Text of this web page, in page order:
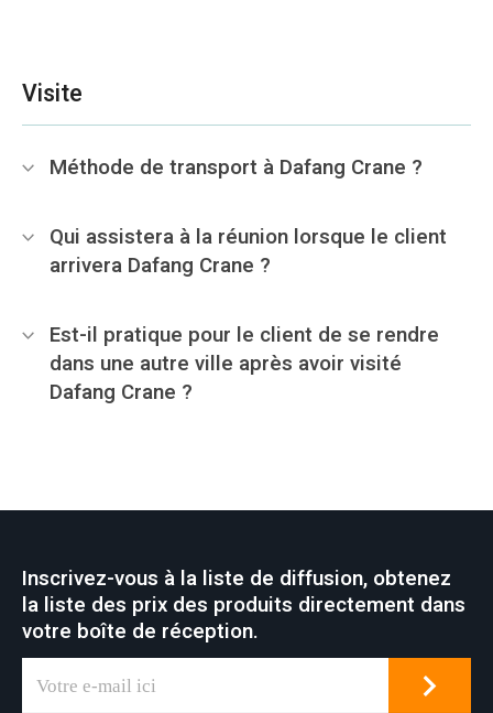
Visite
Méthode de transport à Dafang Crane ?
Qui assistera à la réunion lorsque le client
arrivera Dafang Crane ?
Est-il pratique pour le client de se rendre
dans une autre ville après avoir visité
Dafang Crane ?
Inscrivez-vous à la liste de diffusion, obtenez
la liste des prix des produits directement dans
votre boîte de réception.